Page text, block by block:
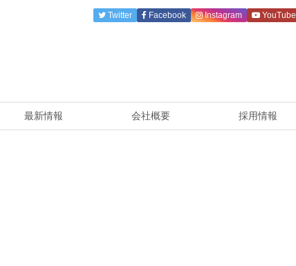
最新情報 会社概要 採用情報
Twitter Facebook Instagram YouTube